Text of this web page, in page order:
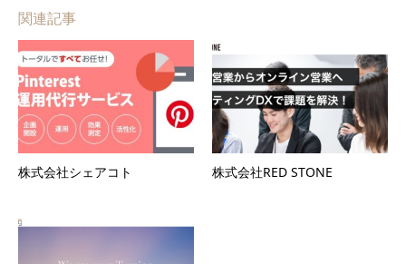
関連記事
株式会社シェアコト 株式会社RED STONE